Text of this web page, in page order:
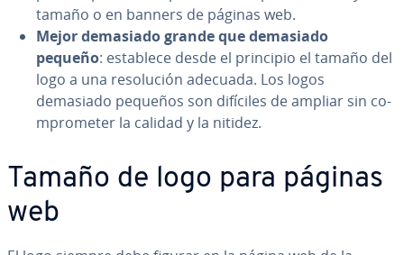
tamaño o en banners de páginas web.
Mejor demasiado grande que demasiado
pequeño: establece desde el principio el tamaño del
logo a una re­so­lu­ción adecuada. Los logos
demasiado pequeños son difíciles de ampliar sin co­
m­pro­me­ter la calidad y la nitidez.
Tamaño de logo para páginas
web